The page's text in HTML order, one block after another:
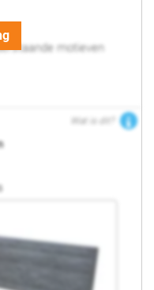
motieven
Wat is dit?